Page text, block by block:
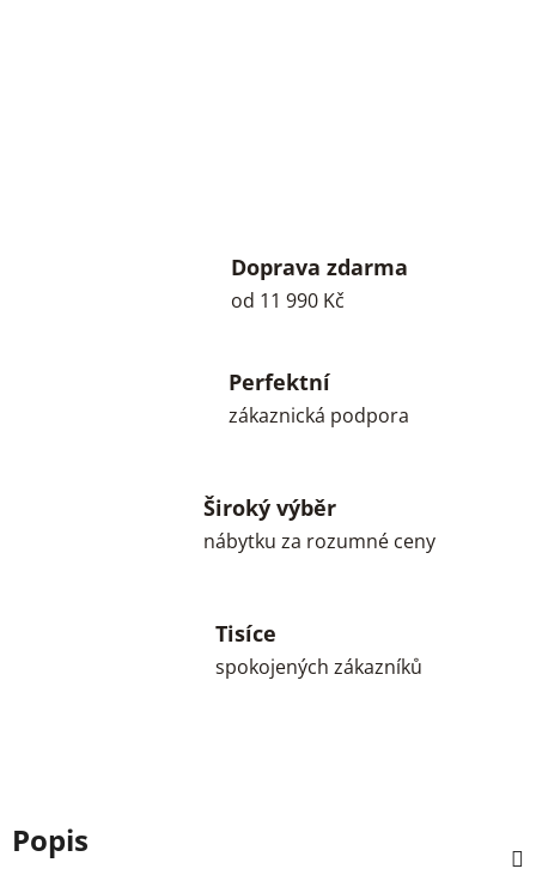
Doprava zdarma
od 11 990 Kč
Perfektní
zákaznická podpora
Široký výběr
nábytku za rozumné ceny
Tisíce
spokojených zákazníků
Popis